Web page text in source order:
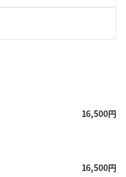
16,500円
16,500円